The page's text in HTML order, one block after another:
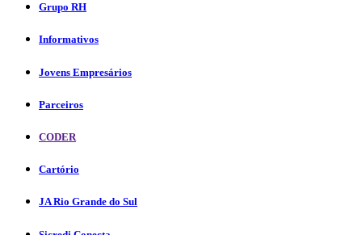
Grupo RH
Informativos
Jovens Empresários
Parceiros
CODER
Cartório
JA Rio Grande do Sul